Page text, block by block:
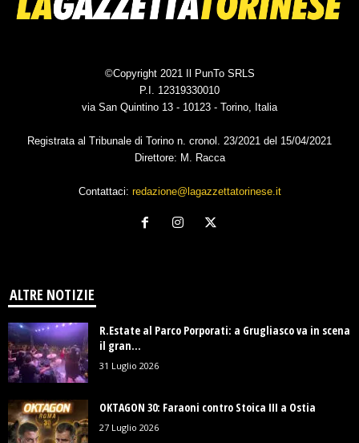
©Copyright 2021 Il PunTo SRLS
P.I. 12319330010
via San Quintino 13 - 10123 - Torino, Italia
Registrata al Tribunale di Torino n. cronol. 23/2021 del 15/04/2021
Direttore: M. Racca
Contattaci: redazione@lagazzettatorinese.it
ALTRE NOTIZIE
R.Estate al Parco Porporati: a Grugliasco va in scena
il gran...
31 Luglio 2026
OKTAGON 30: Faraoni contro Stoica III a Ostia
27 Luglio 2026